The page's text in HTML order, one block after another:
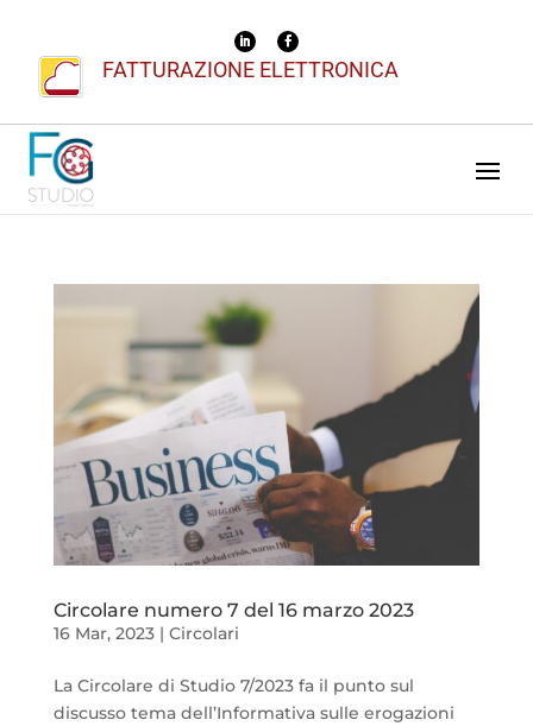
FATTURAZIONE ELETTRONICA
Circolare numero 7 del 16 marzo 2023
16 Mar, 2023| Circolari
La Circolare di Studio 7/2023 fa il punto sul
discusso tema dell’Informativa sulle erogazioni